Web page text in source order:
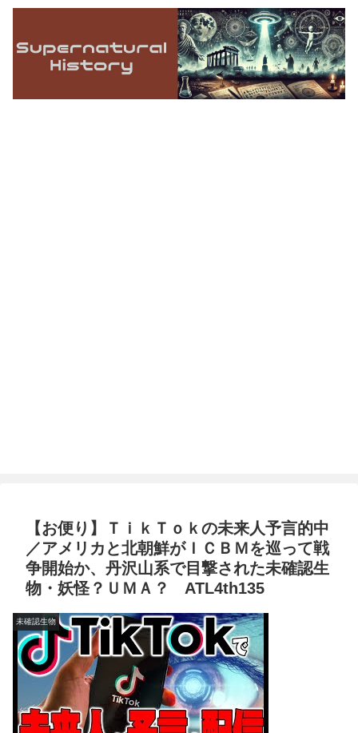
【お便り】ＴｉｋＴｏｋの未来人予言的中
／アメリカと北朝鮮がＩＣＢＭを巡って戦
争開始か、丹沢山系で目撃された未確認生
物・妖怪？ＵＭＡ？ ATL4th135
未確認生物